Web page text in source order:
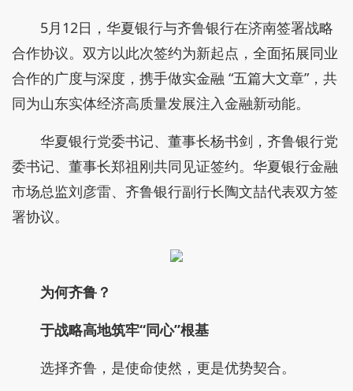
5月12日，华夏银行与齐鲁银行在济南签署战略
合作协议。双方以此次签约为新起点，全面拓展同业
合作的广度与深度，携手做实金融 “五篇大文章”，共
同为山东实体经济高质量发展注入金融新动能。
华夏银行党委书记、董事长杨书剑，齐鲁银行党
委书记、董事长郑祖刚共同见证签约。华夏银行金融
市场总监刘彦雷、齐鲁银行副行长陶文喆代表双方签
署协议。
为何齐鲁？
于战略高地筑牢“同心”根基
选择齐鲁，是使命使然，更是优势契合。